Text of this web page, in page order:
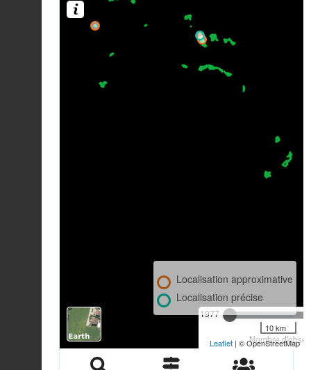
1977
Nombre
Localisation approximative
Localisation précise
10 km
Leaflet | © OpenStreetMap